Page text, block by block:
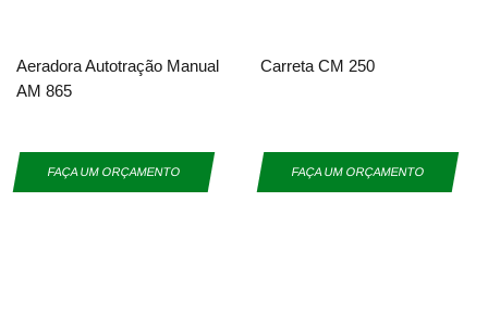
Aeradora Autotração Manual
AM 865
FAÇA UM ORÇAMENTO
Carreta CM 250
FAÇA UM ORÇAMENTO